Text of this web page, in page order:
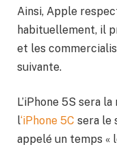
Ainsi, Apple
habituellement, il
et les
suivante.
L’iPhone 5S sera
l‘iPhone 5C sera le
appelé un temps «